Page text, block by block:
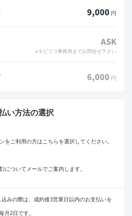
9,000 円
ASK
※モビリコ事務局までお問合せ下さい
6,000 円
い方法の選択
をご利用の方はこちらを選択してください。
についてメールでご案内します。
みの際は、成約後3営業日以内のお支払いを
月2日です。